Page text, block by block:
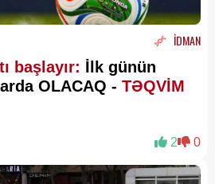
İDMAN
başlayır: İlk günün
OLACAQ - TƏQVİM
2 0